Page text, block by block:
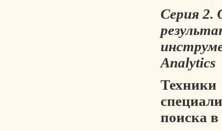
Серия 2.
Analytics
Техники
поиска в